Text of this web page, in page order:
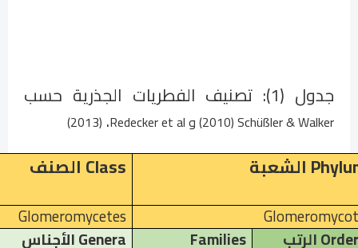
جدول (1): تصنيف الفطريات الجذرية حسب
Schüßler & Walker(2010) و Redecker et al
.
(2013)
الشعبة Class الصنف
Glomeromycetes
الرتب
Families
Generaالأجناس